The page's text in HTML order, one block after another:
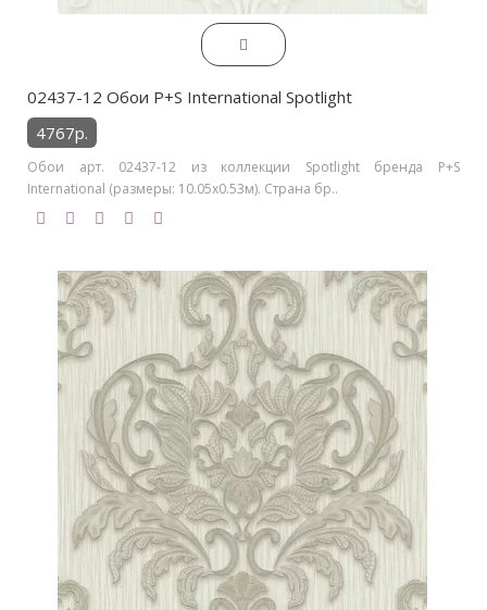
02437-12 Обои P+S International Spotlight
4767р.
Обои арт. 02437-12 из коллекции Spotlight бренда P+S
International (размеры: 10.05х0.53м). Страна бр..